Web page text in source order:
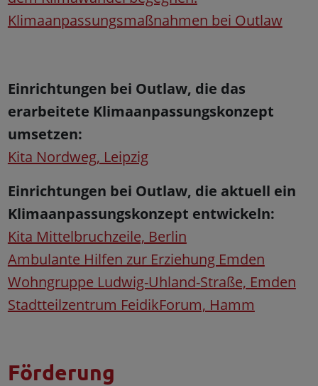
Klimaanpassungsmaßnahmen bei Outlaw
Einrichtungen bei Outlaw, die das
erarbeitete Klimaanpassungskonzept
umsetzen:
Kita Nordweg, Leipzig
Einrichtungen bei Outlaw, die aktuell ein
Klimaanpassungskonzept entwickeln:
Kita Mittelbruchzeile, Berlin
Ambulante Hilfen zur Erziehung Emden
Wohngruppe Ludwig-Uhland-Straße, Emden
Stadtteilzentrum FeidikForum, Hamm
Förderung